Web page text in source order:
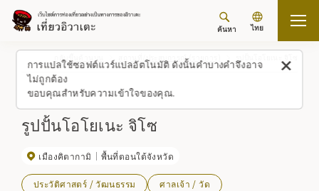
การแปลใช้ซอฟต์แวร์แปลอัตโนมัติ ดังนั้นคำบางคำจึงอาจ
ไม่ถูกต้อง
ขอบคุณสำหรับความเข้าใจของคุณ.
ค้นหา ไทย
กลับขึ้นด้านบน สถานที่/ประสบการณ์ (รายการ)
รูปปั้นโอโยเนะ จิโซ
เมืองคิตากามิ พื้นที่ตอนใต้จังหวัด
ประวัติศาสตร์ / วัฒนธรรม ศาลเจ้า / วัด